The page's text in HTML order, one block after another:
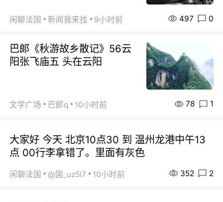
闲聊法国 新闻我来找 9小时前 497 0
巴郞《秋游故乡散记》56云
阳张飞庙五 头在云阳
文学广场 巴郞q 10小时前 78 1
大家好 今天 北京10点30 到 温州龙港中午13
点 00行李拿错了。里面有灰色
闲聊法国 @国_uz5i7 10小时前 352 2